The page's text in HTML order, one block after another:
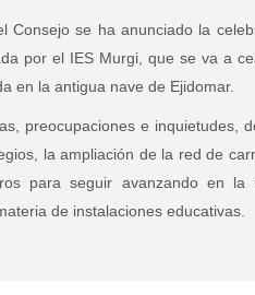
Consejo se ha anunciado la
por el IES Murgi, que se va a
en la antigua nave de Ejidomar.
preocupaciones e inquietudes,
la ampliación de la red de
para seguir avanzando en la
de instalaciones educativas.